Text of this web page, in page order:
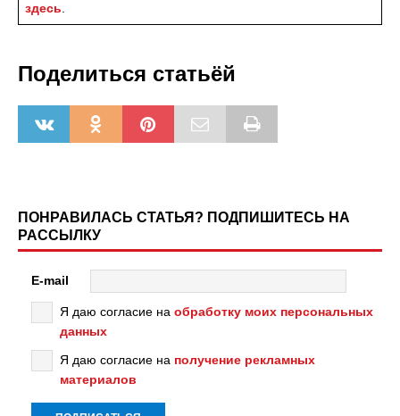
здесь
Поделиться статьёй
ПОНРАВИЛАСЬ СТАТЬЯ? ПОДПИШИТЕСЬ НА
РАССЫЛКУ
E-mail
Я даю согласие на обработку моих персональных
данных
Я даю согласие на получение рекламных
материалов